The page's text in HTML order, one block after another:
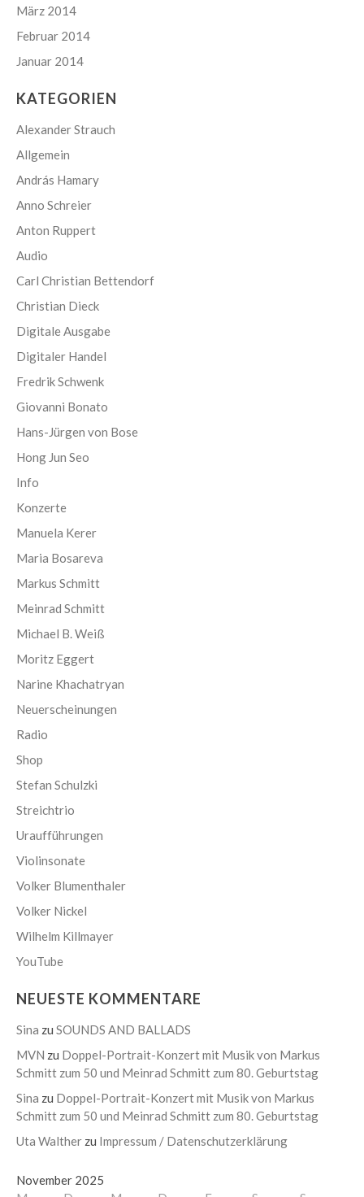
März 2014
Februar 2014
Januar 2014
KATEGORIEN
Alexander Strauch
Allgemein
András Hamary
Anno Schreier
Anton Ruppert
Audio
Carl Christian Bettendorf
Christian Dieck
Digitale Ausgabe
Digitaler Handel
Fredrik Schwenk
Giovanni Bonato
Hans-Jürgen von Bose
Hong Jun Seo
Info
Konzerte
Manuela Kerer
Maria Bosareva
Markus Schmitt
Meinrad Schmitt
Michael B. Weiß
Moritz Eggert
Narine Khachatryan
Neuerscheinungen
Radio
Shop
Stefan Schulzki
Streichtrio
Uraufführungen
Violinsonate
Volker Blumenthaler
Volker Nickel
Wilhelm Killmayer
YouTube
NEUESTE KOMMENTARE
Sina zu SOUNDS AND BALLADS
MVN zu Doppel-Portrait-Konzert mit Musik von Markus
Schmitt zum 50 und Meinrad Schmitt zum 80. Geburtstag
Sina zu Doppel-Portrait-Konzert mit Musik von Markus
Schmitt zum 50 und Meinrad Schmitt zum 80. Geburtstag
Uta Walther zu Impressum / Datenschutzerklärung
November 2025